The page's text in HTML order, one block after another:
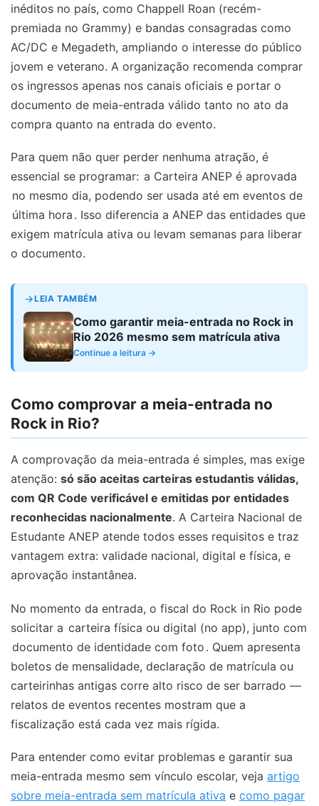
inéditos no país, como Chappell Roan (recém-
premiada no Grammy) e bandas consagradas como
AC/DC e Megadeth, ampliando o interesse do público
jovem e veterano. A organização recomenda comprar
os ingressos apenas nos canais oficiais e portar o
documento de meia-entrada válido tanto no ato da
compra quanto na entrada do evento.
Para quem não quer perder nenhuma atração, é
essencial se programar: a Carteira ANEP é aprovada
no mesmo dia, podendo ser usada até em eventos de
última hora . Isso diferencia a ANEP das entidades que
exigem matrícula ativa ou levam semanas para liberar
o documento.
LEIA TAMBÉM
Como garantir meia-entrada no Rock in
Rio 2026 mesmo sem matrícula ativa
Continue a leitura →
Como comprovar a meia-entrada no
Rock in Rio?
A comprovação da meia-entrada é simples, mas exige
atenção: só são aceitas carteiras estudantis válidas,
com QR Code verificável e emitidas por entidades
reconhecidas nacionalmente. A Carteira Nacional de
Estudante ANEP atende todos esses requisitos e traz
vantagem extra: validade nacional, digital e física, e
aprovação instantânea.
No momento da entrada, o fiscal do Rock in Rio pode
solicitar a carteira física ou digital (no app), junto com
documento de identidade com foto . Quem apresenta
boletos de mensalidade, declaração de matrícula ou
carteirinhas antigas corre alto risco de ser barrado —
relatos de eventos recentes mostram que a
fiscalização está cada vez mais rígida.
Para entender como evitar problemas e garantir sua
meia-entrada mesmo sem vínculo escolar, veja artigo
sobre meia-entrada sem matrícula ativa e como pagar